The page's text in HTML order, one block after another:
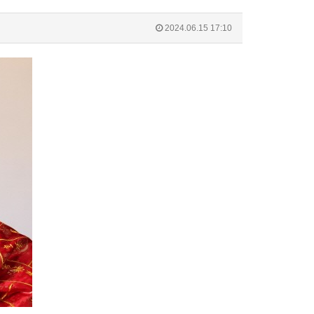
2024.06.15 17:10